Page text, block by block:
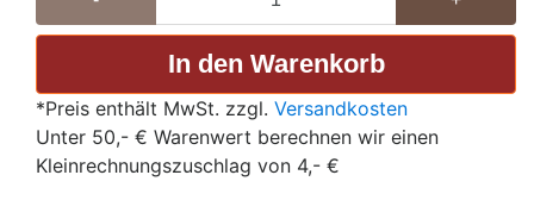
*Preis enthält MwSt. zzgl. Versandkosten
Unter 50,- € Warenwert berechnen wir einen
Kleinrechnungszuschlag von 4,- €